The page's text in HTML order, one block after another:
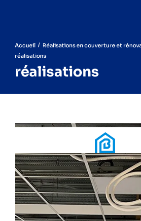
Accueil / Réalisations en couverture et
réalisations
réalisations